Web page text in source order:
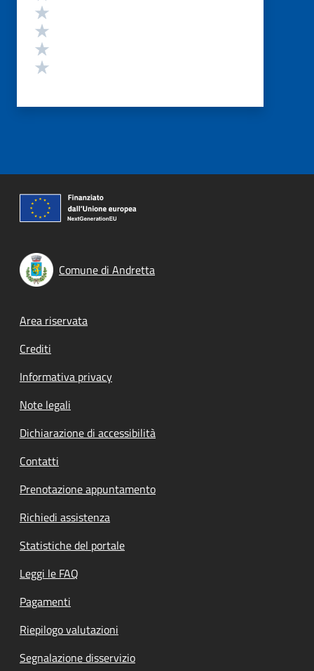
Comune di Andretta
Footer menu
Area riservata
Crediti
Informativa privacy
Note legali
Dichiarazione di accessibilità
Contatti
Prenotazione appuntamento
Richiedi assistenza
Statistiche del portale
Leggi le FAQ
Pagamenti
Riepilogo valutazioni
Segnalazione disservizio